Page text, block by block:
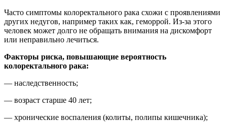
Часто симптомы колоректального рака схожи с проявлениями
других недугов, например таких как, геморрой. Из-за этого
человек может долго не обращать внимания на дискомфорт
или неправильно лечиться.
Факторы риска, повышающие вероятность
колоректального рака:
— наследственность;
— возраст старше 40 лет;
— хронические воспаления (колиты, полипы кишечника);